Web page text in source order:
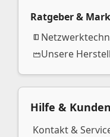
Ratgeber &
Unsere
Hilfe &
Kontakt &